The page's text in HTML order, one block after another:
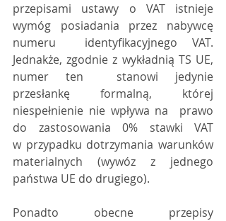
przepisami ustawy o VAT istnieje
wymóg posiadania przez nabywcę
numeru  identyfikacyjnego VAT.
Jednakże, zgodnie z wykładnią TS UE,
numer ten  stanowi jedynie
przesłankę formalną, której
niespełnienie nie wpływa na  prawo
do zastosowania 0% stawki VAT
w przypadku dotrzymania warunków
materialnych (wywóz z jednego
państwa UE do drugiego).
Ponadto obecne przepisy